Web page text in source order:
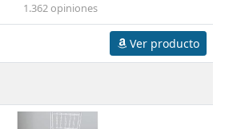
1.362 opiniones
Ver producto